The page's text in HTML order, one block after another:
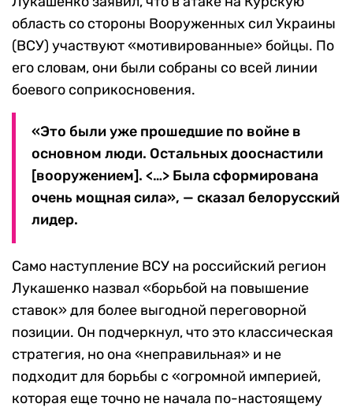
область со стороны Вооруженных сил Украины
(ВСУ) участвуют «мотивированные» бойцы. По
его словам, они были собраны со всей линии
боевого соприкосновения.
«Это были уже прошедшие по войне в
основном люди. Остальных дооснастили
[вооружением]. <…> Была сформирована
очень мощная сила», — сказал белорусский
лидер.
Само наступление ВСУ на российский регион
Лукашенко назвал «борьбой на повышение
ставок» для более выгодной переговорной
позиции. Он подчеркнул, что это классическая
стратегия, но она «неправильная» и не
подходит для борьбы с «огромной империей,
которая еще точно не начала по-настоящему